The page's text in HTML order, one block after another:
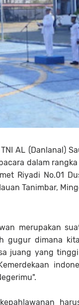
AL (Danlanal)
dalam
Riyadi No.01
Tanimbar,
merupakan
gugur dimana
juang yang